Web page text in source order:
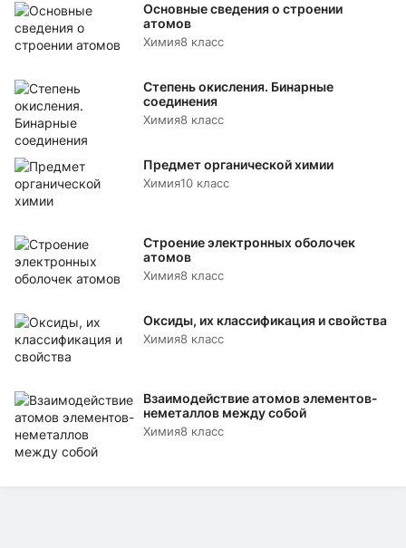
Основные сведения о строении
атомов
Химия8 класс
Степень окисления. Бинарные
соединения
Химия8 класс
Предмет органической химии
Химия10 класс
Строение электронных оболочек
атомов
Химия8 класс
Оксиды, их классификация и свойства
Химия8 класс
Взаимодействие атомов элементов-
неметаллов между собой
Химия8 класс